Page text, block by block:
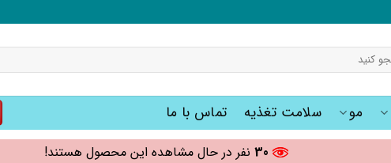
مو سلامت تغذیه تماس با ما
30 نفر در حال مشاهده این محصول هستند!